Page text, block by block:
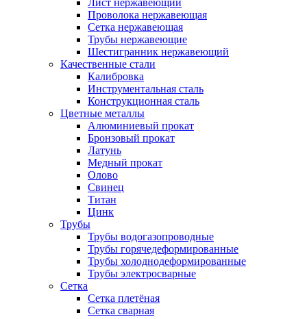
Лист нержавеющий
Проволока нержавеющая
Сетка нержавеющая
Трубы нержавеющие
Шестигранник нержавеющий
Качественные стали
Калибровка
Инструментальная сталь
Конструкционная сталь
Цветные металлы
Алюминиевый прокат
Бронзовый прокат
Латунь
Медный прокат
Олово
Свинец
Титан
Цинк
Трубы
Трубы водогазопроводные
Трубы горячедеформированные
Трубы холоднодеформированные
Трубы электросварные
Сетка
Сетка плетёная
Сетка сварная